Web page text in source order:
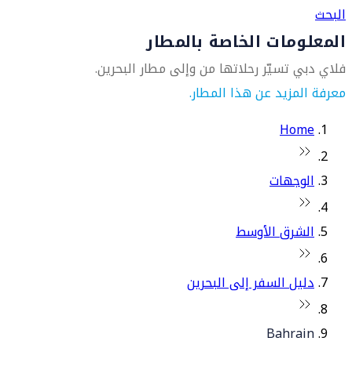
البحث
المعلومات الخاصة بالمطار
فلاي دبي تسيّر رحلاتها من وإلى مطار البحرين.
معرفة المزيد عن هذا المطار.
Home
الوجهات
الشرق الأوسط
دليل السفر إلى البحرين
Bahrain